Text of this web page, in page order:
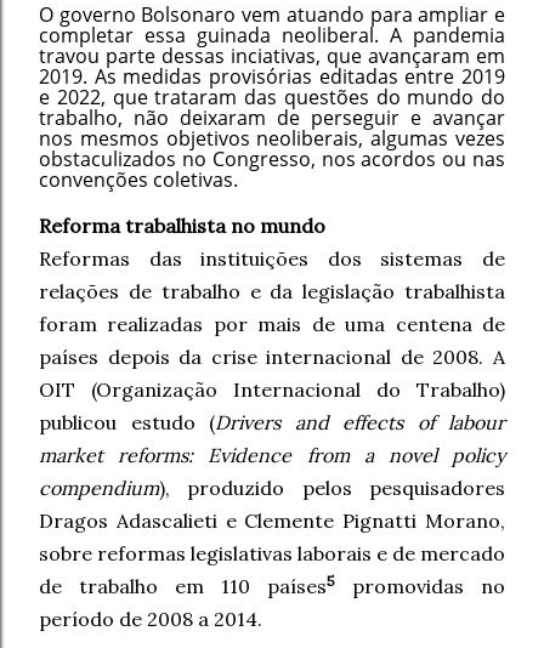
O governo Bolsonaro vem atuando para ampliar e
completar essa guinada neoliberal. A pandemia
travou parte dessas inciativas, que avançaram em
2019. As medidas provisórias editadas entre 2019
e 2022, que trataram das questões do mundo do
trabalho, não deixaram de perseguir e avançar
nos mesmos objetivos neoliberais, algumas vezes
obstaculizados no Congresso, nos acordos ou nas
convenções coletivas.
Reforma trabalhista no mundo
Reformas das instituições dos sistemas de
relações de trabalho e da legislação trabalhista
foram realizadas por mais de uma centena de
países depois da crise internacional de 2008. A
OIT (Organização Internacional do Trabalho)
publicou estudo (Drivers and effects of labour
market reforms: Evidence from a novel policy
compendium), produzido pelos pesquisadores
Dragos Adascalieti e Clemente Pignatti Morano,
sobre reformas legislativas laborais e de mercado
de trabalho em 110 países5
promovidas no
período de 2008 a 2014.